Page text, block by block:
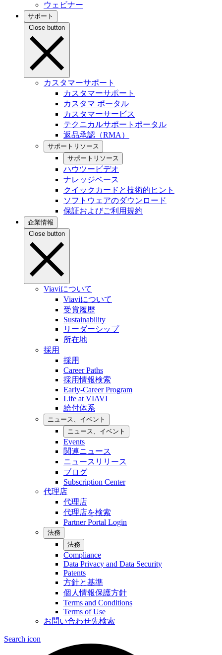
ウェビナー
サポート
Close button
カスタマーサポート
カスタマーサポート
カスタマ ポータル
カスタマーサービス
テクニカルサポートポータル
返品承認（RMA）
サポートリソース
サポートリソース
ハウツービデオ
ナレッジベース
クイックカードと技術的ヒント
ソフトウェアのダウンロード
保証およびご利用規約
企業情報
Close button
Viaviについて
Viaviについて
受賞履歴
Sustainability
リーダーシップ
所在地
採用
採用
Career Paths
採用情報検索
Early-Career Program
Life at VIAVI
給付体系
ニュース、イベント
ニュース、イベント
Events
関連ニュース
ニュースリリース
ブログ
Subscription Center
代理店
代理店
代理店を検索
Partner Portal Login
法務
法務
Compliance
Data Privacy and Data Security
Patents
方針と基準
個人情報保護方針
Terms and Conditions
Terms of Use
お問い合わせ先検索
Search icon